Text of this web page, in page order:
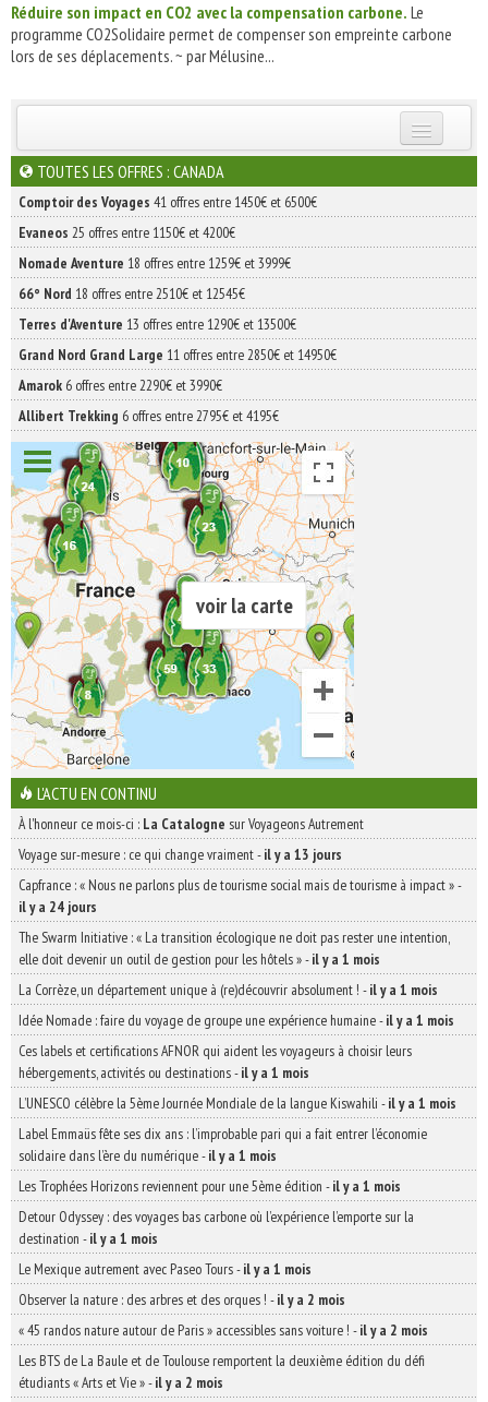
Réduire son impact en CO2 avec la compensation carbone. Le
programme CO2Solidaire permet de compenser son empreinte carbone
lors de ses déplacements. ~ par Mélusine...
INSCRIVEZ-VOUS | ABONNEZ-VOUS
TOUTES LES OFFRES : CANADA
Comptoir des Voyages 41 offres entre 1450€ et 6500€
Evaneos 25 offres entre 1150€ et 4200€
Nomade Aventure 18 offres entre 1259€ et 3999€
66° Nord 18 offres entre 2510€ et 12545€
Terres d'Aventure 13 offres entre 1290€ et 13500€
Grand Nord Grand Large 11 offres entre 2850€ et 14950€
Amarok 6 offres entre 2290€ et 3990€
Allibert Trekking 6 offres entre 2795€ et 4195€
voir la carte
L'ACTU EN CONTINU
À l'honneur ce mois-ci : La Catalogne sur Voyageons Autrement
Voyage sur-mesure : ce qui change vraiment-il y a 13 jours
Capfrance : « Nous ne parlons plus de tourisme social mais de tourisme à impact »-
il y a 24 jours
The Swarm Initiative : « La transition écologique ne doit pas rester une intention,
elle doit devenir un outil de gestion pour les hôtels »-il y a 1 mois
La Corrèze, un département unique à (re)découvrir absolument ! -il y a 1 mois
Idée Nomade : faire du voyage de groupe une expérience humaine-il y a 1 mois
Ces labels et certifications AFNOR qui aident les voyageurs à choisir leurs
hébergements, activités ou destinations-il y a 1 mois
L’UNESCO célèbre la 5ème Journée Mondiale de la langue Kiswahili -il y a 1 mois
Label Emmaüs fête ses dix ans : l’improbable pari qui a fait entrer l’économie
solidaire dans l’ère du numérique-il y a 1 mois
Les Trophées Horizons reviennent pour une 5ème édition -il y a 1 mois
Detour Odyssey : des voyages bas carbone où l’expérience l’emporte sur la
destination -il y a 1 mois
Le Mexique autrement avec Paseo Tours-il y a 1 mois
Observer la nature : des arbres et des orques ! -il y a 2 mois
« 45 randos nature autour de Paris » accessibles sans voiture ! -il y a 2 mois
Les BTS de La Baule et de Toulouse remportent la deuxième édition du défi
étudiants « Arts et Vie »-il y a 2 mois